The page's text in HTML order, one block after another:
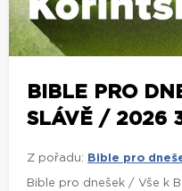
BIBLE PRO
SLÁVĚ / 2026
Z pořadu: Bible pro
Bible pro dnešek / Vše k